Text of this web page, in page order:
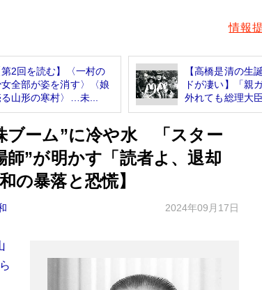
情報
第2回を読む】〈一村の
女全部が姿を消す〉〈娘
山形の寒村〉…未...
【高橋是清の生
ドが凄い】「親
外れても総理大臣
ブーム”に冷や水 「スター
”が明かす「読者よ、退却
の暴落と恐慌】
2024年09月17日